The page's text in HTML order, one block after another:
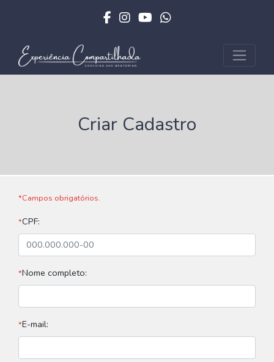
Criar Cadastro
*Campos obrigatórios.
*CPF:
*Nome completo:
*E-mail: